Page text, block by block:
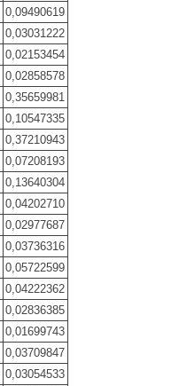
0,09490619
0,03031222
0,02153454
0,02858578
0,35659981
0,10547335
0,37210943
0,07208193
0,13640304
0,04202710
0,02977687
0,03736316
0,05722599
0,04222362
0,02836385
0,01699743
0,03709847
0,03054533